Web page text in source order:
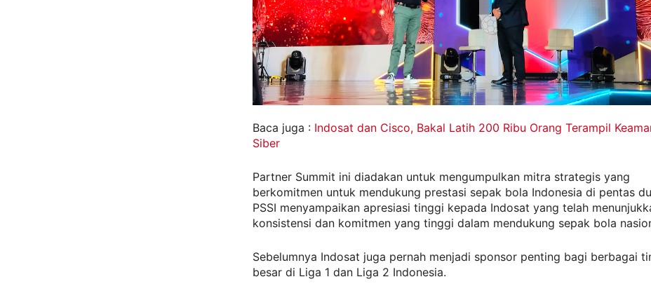
Baca juga : Indosat dan Cisco, Bakal Latih 200 Ribu Orang Terampil
Siber
Partner Summit ini diadakan untuk mengumpulkan mitra strategis yang
berkomitmen untuk mendukung prestasi sepak bola Indonesia di pentas
PSSI menyampaikan apresiasi tinggi kepada Indosat yang telah
konsistensi dan komitmen yang tinggi dalam mendukung sepak bola
Sebelumnya Indosat juga pernah menjadi sponsor penting bagi berbagai
besar di Liga 1 dan Liga 2 Indonesia.